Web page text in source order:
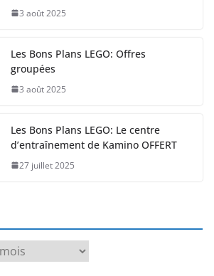
3 août 2025
Les Bons Plans LEGO: Offres
groupées
3 août 2025
Les Bons Plans LEGO: Le centre
d’entraînement de Kamino OFFERT
27 juillet 2025